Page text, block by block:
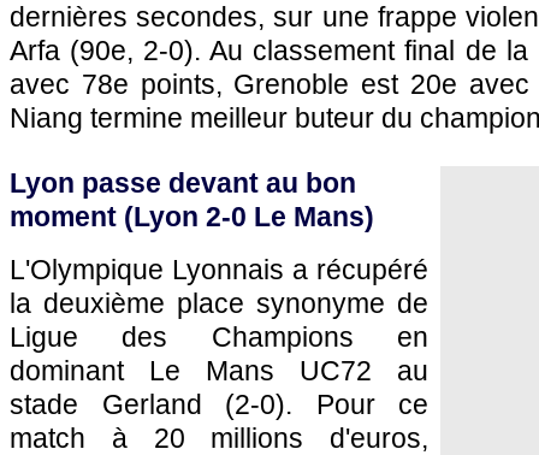
dernières secondes, sur une frappe
Arfa (90e, 2-0). Au classement final de
avec 78e points, Grenoble est 20e
Niang termine meilleur buteur du
Lyon passe devant au bon
moment (Lyon 2-0 Le Mans)
L'Olympique Lyonnais a récupéré
la deuxième place synonyme de
Ligue des Champions en
dominant Le Mans UC72 au
stade Gerland (2-0). Pour ce
match à 20 millions d'euros,